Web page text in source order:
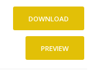
DOWNLOAD
PREVIEW